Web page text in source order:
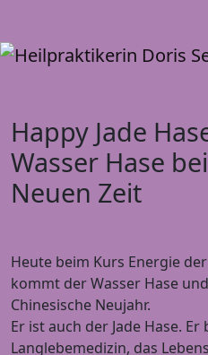
Happy Jade
Wasser Hase
Neuen Zeit
Heute beim Kurs Energie
kommt der Wasser Hase
Chinesische Neujahr.
Er ist auch der Jade Hase.
Langlebemedizin, das